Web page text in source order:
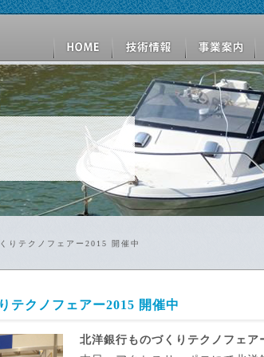
りテクノフェアー2015 開催中
テクノフェアー2015 開催中
北洋銀行ものづくりテクノフェア